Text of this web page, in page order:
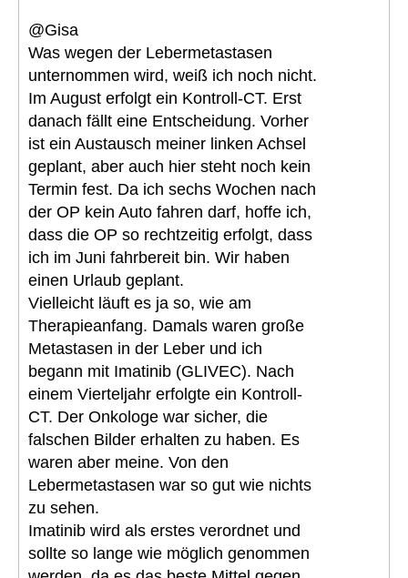
@Gisa
Was wegen der Lebermetastasen
unternommen wird, weiß ich noch nicht.
Im August erfolgt ein Kontroll-CT. Erst
danach fällt eine Entscheidung. Vorher
ist ein Austausch meiner linken Achsel
geplant, aber auch hier steht noch kein
Termin fest. Da ich sechs Wochen nach
der OP kein Auto fahren darf, hoffe ich,
dass die OP so rechtzeitig erfolgt, dass
ich im Juni fahrbereit bin. Wir haben
einen Urlaub geplant.
Vielleicht läuft es ja so, wie am
Therapieanfang. Damals waren große
Metastasen in der Leber und ich
begann mit Imatinib (GLIVEC). Nach
einem Vierteljahr erfolgte ein Kontroll-
CT. Der Onkologe war sicher, die
falschen Bilder erhalten zu haben. Es
waren aber meine. Von den
Lebermetastasen war so gut wie nichts
zu sehen.
Imatinib wird als erstes verordnet und
sollte so lange wie möglich genommen